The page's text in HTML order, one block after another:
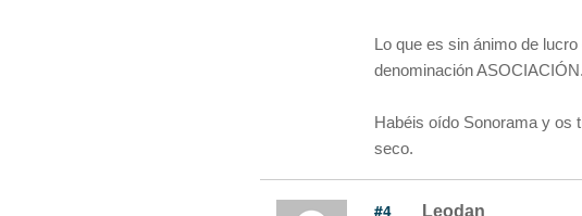
Lo que es sin ánimo de
denominación ASOCIACIÓN.
Habéis oído Sonorama y os
seco.
#4 Leodan